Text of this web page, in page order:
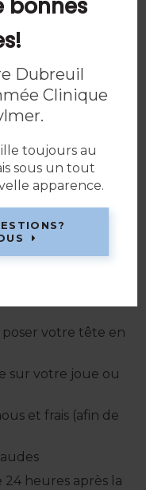
de
(Tylenol)
être prescrit si
impliquant
les
soins
Celles-ci
votre tête en
sur votre joue ou
et frais (afin de
24 heures après la
bonnes
Dubreuil
Clinique
toujours au
sous un tout
apparence.